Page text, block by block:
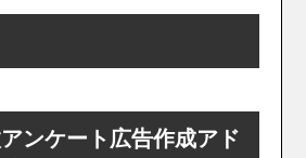
アンケート広告作成アド